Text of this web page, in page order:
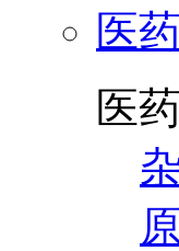
医
医